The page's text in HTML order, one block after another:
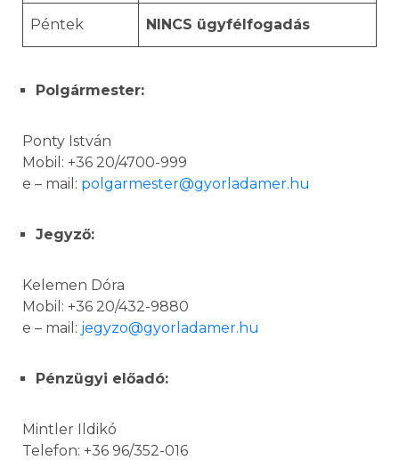
Péntek NINCS ügyfélfogadás
Polgármester:
Ponty István
Mobil: +36 20/4700-999
e – mail: polgarmester@gyorladamer.hu
Jegyző:
Kelemen Dóra
Mobil: +36 20/432-9880
e – mail: jegyzo@gyorladamer.hu
Pénzügyi előadó:
Mintler Ildikó
Telefon: +36 96/352-016